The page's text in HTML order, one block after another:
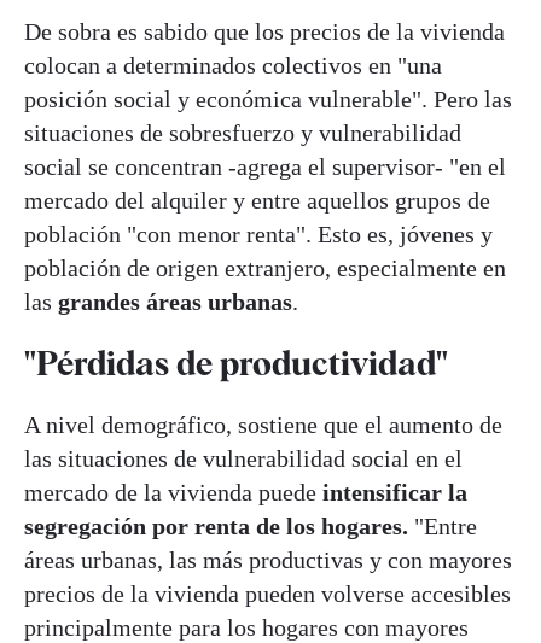
De sobra es sabido que los precios de la vivienda
colocan a determinados colectivos en "una
posición social y económica vulnerable". Pero las
situaciones de sobresfuerzo y vulnerabilidad
social se concentran -agrega el supervisor- "en el
mercado del alquiler y entre aquellos grupos de
población "con menor renta". Esto es, jóvenes y
población de origen extranjero, especialmente en
las grandes áreas urbanas.
"Pérdidas de productividad"
A nivel demográfico, sostiene que el aumento de
las situaciones de vulnerabilidad social en el
mercado de la vivienda puede intensificar la
segregación por renta de los hogares. "Entre
áreas urbanas, las más productivas y con mayores
precios de la vivienda pueden volverse accesibles
principalmente para los hogares con mayores